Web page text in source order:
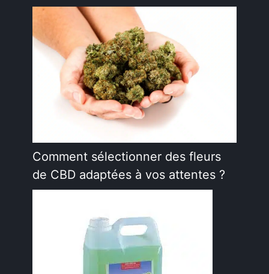
Comment sélectionner des fleurs
de CBD adaptées à vos attentes ?